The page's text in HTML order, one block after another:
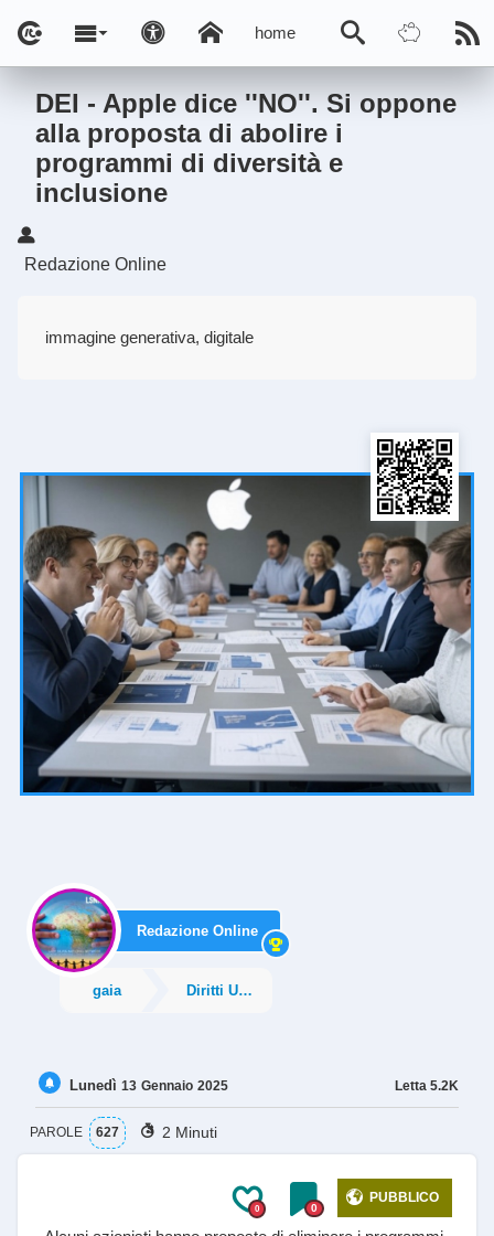
home
DEI - Apple dice ''NO''. Si oppone
alla proposta di abolire i
programmi di diversità e
inclusione
Redazione Online
immagine generativa, digitale
Redazione Online
gaia Diritti Umani
Letta 5.2K
Lunedì 13 Gennaio 2025
PAROLE 627 2 Minuti
0 0
PUBBLICO